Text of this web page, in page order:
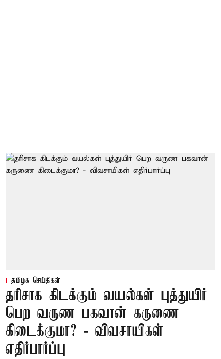
தமிழக செய்திகள்
தரிசாக கிடக்கும் வயல்கள் புத்துயிர்
பெற வருண பகவான் கருணை
கிடைக்குமா? - விவசாயிகள்
எதிர்பார்ப்பு